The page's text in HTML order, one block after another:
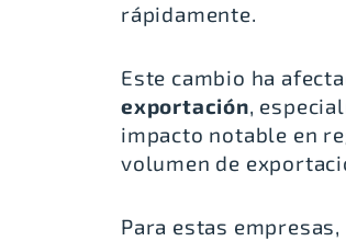
rápidamente.
Este cambio ha
exportación,
impacto notable en
volumen de
Para estas